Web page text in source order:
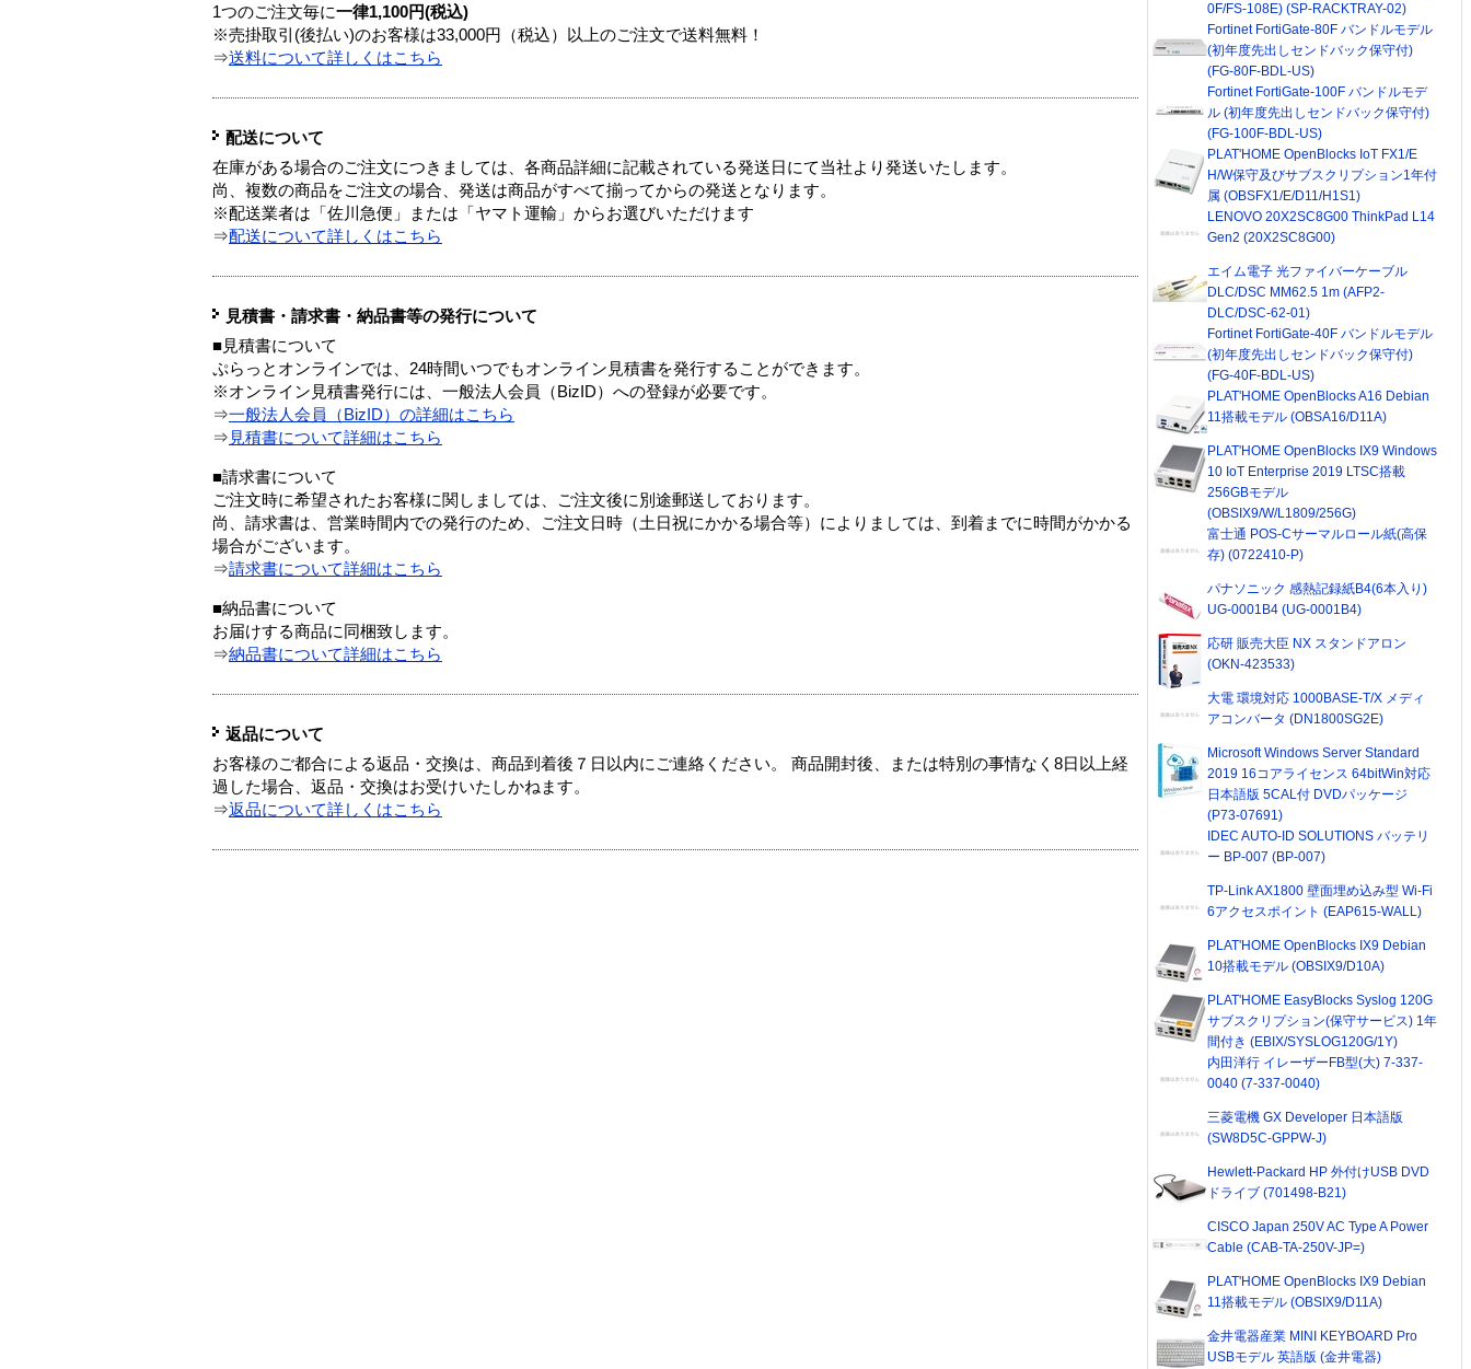
1つのご注文毎に一律1,100円(税込)
※売掛取引(後払い)のお客様は33,000円（税込）以上のご注文で送料無料！
⇒送料について詳しくはこちら
配送について
在庫がある場合のご注文につきましては、各商品詳細に記載されている発送日にて当社より発送いたします。
尚、複数の商品をご注文の場合、発送は商品がすべて揃ってからの発送となります。
※配送業者は「佐川急便」または「ヤマト運輸」からお選びいただけます
⇒配送について詳しくはこちら
見積書・請求書・納品書等の発行について
■見積書について
ぷらっとオンラインでは、24時間いつでもオンライン見積書を発行することができます。
※オンライン見積書発行には、一般法人会員（BizID）への登録が必要です。
⇒一般法人会員（BizID）の詳細はこちら
⇒ 見積書について詳細はこちら
■請求書について
ご注文時に希望されたお客様に関しましては、ご注文後に別途郵送しております。
尚、請求書は、営業時間内での発行のため、ご注文日時（土日祝にかかる場合等）によりましては、到着までに時間がかかる
場合がございます。
⇒請求書について詳細はこちら
■納品書について
お届けする商品に同梱致します。
⇒納品書について詳細はこちら
返品について
お客様のご都合による返品・交換は、商品到着後７日以内にご連絡ください。 商品開封後、または特別の事情なく8日以上経
過した場合、返品・交換はお受けいたしかねます。
⇒返品について詳しくはこちら
0F/FS-108E) (SP-RACKTRAY-02)
Fortinet FortiGate-80F バンドルモデル
(初年度先出しセンドバック保守付)
(FG-80F-BDL-US)
Fortinet FortiGate-100F バンドルモデ
ル (初年度先出しセンドバック保守付)
(FG-100F-BDL-US)
PLAT'HOME OpenBlocks IoT FX1/E
H/W保守及びサブスクリプション1年付
属 (OBSFX1/E/D11/H1S1)
LENOVO 20X2SC8G00 ThinkPad L14
Gen2 (20X2SC8G00)
エイム電子 光ファイバーケーブル
DLC/DSC MM62.5 1m (AFP2-
DLC/DSC-62-01)
Fortinet FortiGate-40F バンドルモデル
(初年度先出しセンドバック保守付)
(FG-40F-BDL-US)
PLAT'HOME OpenBlocks A16 Debian
11搭載モデル (OBSA16/D11A)
PLAT'HOME OpenBlocks IX9 Windows
10 IoT Enterprise 2019 LTSC搭載
256GBモデル
(OBSIX9/W/L1809/256G)
富士通 POS-Cサーマルロール紙(高保
存) (0722410-P)
パナソニック 感熱記録紙B4(6本入り)
UG-0001B4 (UG-0001B4)
応研 販売大臣 NX スタンドアロン
(OKN-423533)
大電 環境対応 1000BASE-T/X メディ
アコンバータ (DN1800SG2E)
Microsoft Windows Server Standard
2019 16コアライセンス 64bitWin対応
日本語版 5CAL付 DVDパッケージ
(P73-07691)
IDEC AUTO-ID SOLUTIONS バッテリ
ー BP-007 (BP-007)
TP-Link AX1800 壁面埋め込み型 Wi-Fi
6アクセスポイント (EAP615-WALL)
PLAT'HOME OpenBlocks IX9 Debian
10搭載モデル (OBSIX9/D10A)
PLAT'HOME EasyBlocks Syslog 120G
サブスクリプション(保守サービス) 1年
間付き (EBIX/SYSLOG120G/1Y)
内田洋行 イレーザーFB型(大) 7-337-
0040 (7-337-0040)
三菱電機 GX Developer 日本語版
(SW8D5C-GPPW-J)
Hewlett-Packard HP 外付けUSB DVD
ドライブ (701498-B21)
CISCO Japan 250V AC Type A Power
Cable (CAB-TA-250V-JP=)
PLAT'HOME OpenBlocks IX9 Debian
11搭載モデル (OBSIX9/D11A)
金井電器産業 MINI KEYBOARD Pro
USBモデル 英語版 (金井電器)